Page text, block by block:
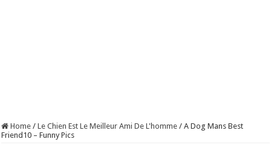
Home / Le Chien Est Le Meilleur Ami De L'homme / A Dog Mans Best
Friend10 – Funny Pics